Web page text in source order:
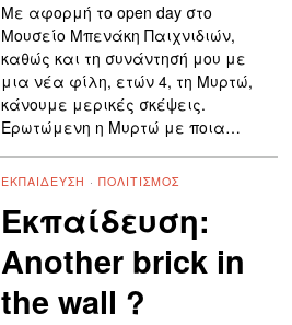
Με αφορμή το open day στο
Μουσείο Μπενάκη Παιχνιδιών,
καθώς και τη συνάντησή μου με
μια νέα φίλη, ετών 4, τη Μυρτώ,
κάνουμε μερικές σκέψεις.
Ερωτώμενη η Μυρτώ με ποια…
ΕΚΠΑΊΔΕΥΣΗ · ΠΟΛΙΤΙΣΜΌΣ
Εκπαίδευση:
Αnother brick in
the wall ?